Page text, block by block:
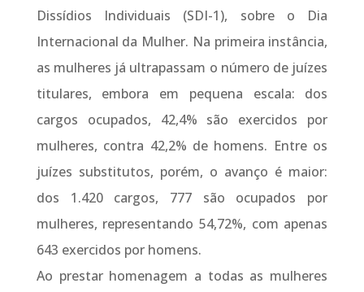
Dissídios Individuais (SDI-1), sobre o Dia
Internacional da Mulher. Na primeira instância,
as mulheres já ultrapassam o número de juízes
titulares, embora em pequena escala: dos
cargos ocupados, 42,4% são exercidos por
mulheres, contra 42,2% de homens. Entre os
juízes substitutos, porém, o avanço é maior:
dos 1.420 cargos, 777 são ocupados por
mulheres, representando 54,72%, com apenas
643 exercidos por homens.
Ao prestar homenagem a todas as mulheres